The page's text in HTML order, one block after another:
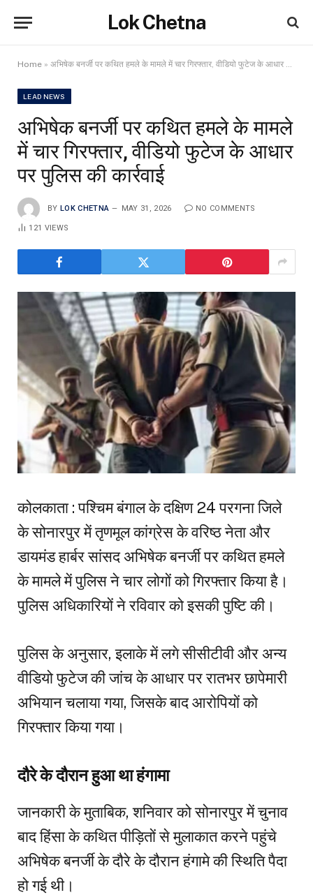
Lok Chetna
Home » अभिषेक बनर्जी पर कथित हमले के मामले में चार गिरफ्तार, वीडियो फुटेज के आधार पर पुलिस की कार्रवाई
LEAD NEWS
अभिषेक बनर्जी पर कथित हमले के मामले
में चार गिरफ्तार, वीडियो फुटेज के आधार
पर पुलिस की कार्रवाई
BY LOK CHETNA MAY 31, 2026 NO COMMENTS
121 VIEWS
कोलकाता : पश्चिम बंगाल के दक्षिण 24 परगना जिले
के सोनारपुर में तृणमूल कांग्रेस के वरिष्ठ नेता और
डायमंड हार्बर सांसद अभिषेक बनर्जी पर कथित हमले
के मामले में पुलिस ने चार लोगों को गिरफ्तार किया है।
पुलिस अधिकारियों ने रविवार को इसकी पुष्टि की।
पुलिस के अनुसार, इलाके में लगे सीसीटीवी और अन्य
वीडियो फुटेज की जांच के आधार पर रातभर छापेमारी
अभियान चलाया गया, जिसके बाद आरोपियों को
गिरफ्तार किया गया।
दौरे के दौरान हुआ था हंगामा
जानकारी के मुताबिक, शनिवार को सोनारपुर में चुनाव
बाद हिंसा के कथित पीड़ितों से मुलाकात करने पहुंचे
अभिषेक बनर्जी के दौरे के दौरान हंगामे की स्थिति पैदा
हो गई थी।